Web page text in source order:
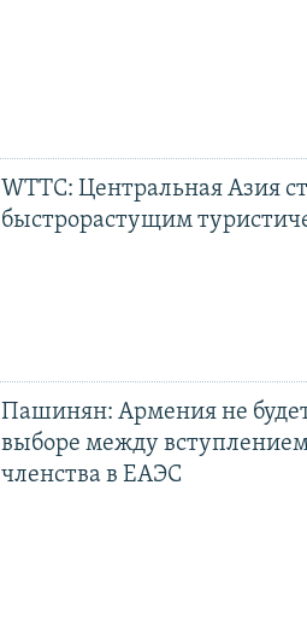
WTTC: Центральная Азия
быстрорастущим
Пашинян: Армения не
выборе между
членства в ЕАЭС